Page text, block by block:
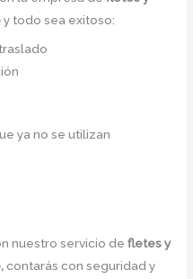
y todo sea exitoso:
ya no se utilizan
nuestro servicio defletes y
contarás con seguridad y